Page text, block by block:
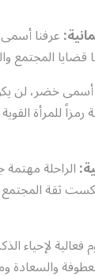
عرفنا
المجتمع
أسمى خضر، لن
للمرأة
الراحلة
المجتمع
لإحياء
المعالي